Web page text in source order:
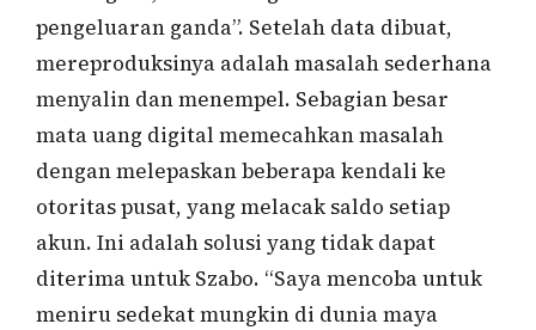
pengeluaran ganda”. Setelah data dibuat,
mereproduksinya adalah masalah sederhana
menyalin dan menempel. Sebagian besar
mata uang digital memecahkan masalah
dengan melepaskan beberapa kendali ke
otoritas pusat, yang melacak saldo setiap
akun. Ini adalah solusi yang tidak dapat
diterima untuk Szabo. “Saya mencoba untuk
meniru sedekat mungkin di dunia maya